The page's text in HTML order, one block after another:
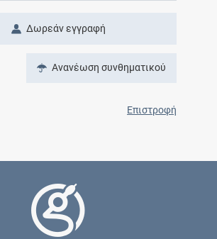
Δωρεάν εγγραφή
Ανανέωση συνθηματικού
Επιστροφή